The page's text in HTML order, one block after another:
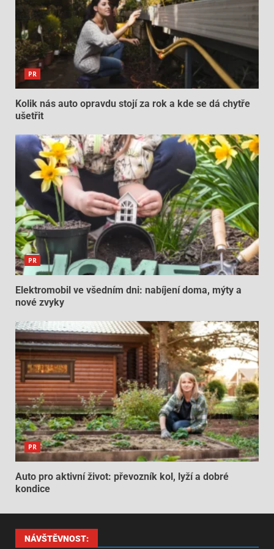
PR
Kolik nás auto opravdu stojí za rok a kde se dá chytře
ušetřit
PR
Elektromobil ve všedním dni: nabíjení doma, mýty a
nové zvyky
PR
Auto pro aktivní život: převozník kol, lyží a dobré
kondice
NÁVŠTĚVNOST: